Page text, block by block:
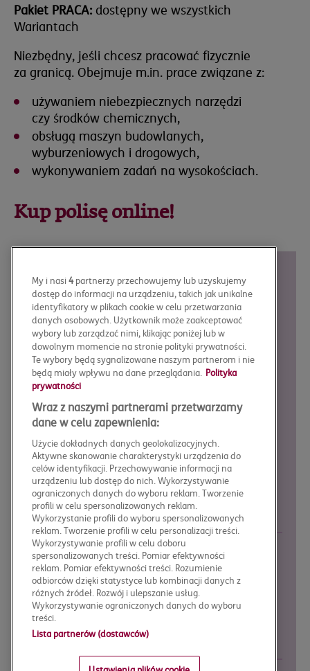
Pakiet PRACA: dostępny we wszystkich
Wariantach
Niezbędny, jeśli chcesz pracować fizycznie
za granicą. Obejmuje m.in. prace związane z:
używaniem niebezpiecznych narzędzi
czy środków chemicznych,
obsługą maszyn budowlanych,
wyburzeniowych i drogowych,
wykonywaniem zadań na wysokościach.
Kup polisę online!
Krok 1
podaj dane i wybierzzakres
ubezpieczenia
Krok 2
przelewem
Krok 3
polisę otrzymaszna adres e-mail
FORMY PŁATNOŚCI:
Przelew bankowy
Karta płatnicza
BLIK
My i nasi4partnerzy przechowujemy lub uzyskujemy
dostęp do informacji na urządzeniu, takich jak unikalne
identyfikatory w plikach cookie w celu przetwarzania
danych osobowych. Użytkownik może zaakceptować
wybory lub zarządzać nimi, klikając poniżej lub w
dowolnym momencie na stronie polityki prywatności.
Te wybory będą sygnalizowane naszym partnerom i nie
będą miały wpływu na dane przeglądania. Polityka
prywatności
Wraz z naszymi partnerami przetwarzamy
dane w celu zapewnienia:
Użycie dokładnych danych geolokalizacyjnych.
Aktywne skanowanie charakterystyki urządzenia do
celów identyfikacji. Przechowywanie informacji na
urządzeniu lub dostęp do nich. Wykorzystywanie
ograniczonych danych do wyboru reklam. Tworzenie
profili w celu spersonalizowanych reklam.
Wykorzystanie profili do wyboru spersonalizowanych
reklam. Tworzenie profili w celu personalizacji treści.
Wykorzystywanie profili w celu doboru
spersonalizowanych treści. Pomiar efektywności
reklam. Pomiar efektywności treści. Rozumienie
odbiorców dzięki statystyce lub kombinacji danych z
różnych źródeł. Rozwój i ulepszanie usług.
Wykorzystywanie ograniczonych danych do wyboru
treści.
Lista partnerów (dostawców)